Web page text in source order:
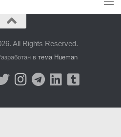
All Rights Reserved.
в тема Hueman